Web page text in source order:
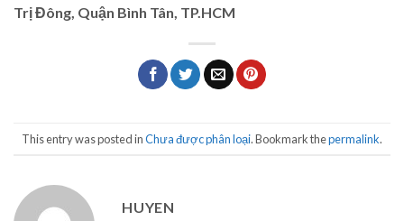
Trị Đông, Quận Bình Tân, TP.HCM
This entry was posted inChưa được phân loại. Bookmark thepermalink.
HUYEN